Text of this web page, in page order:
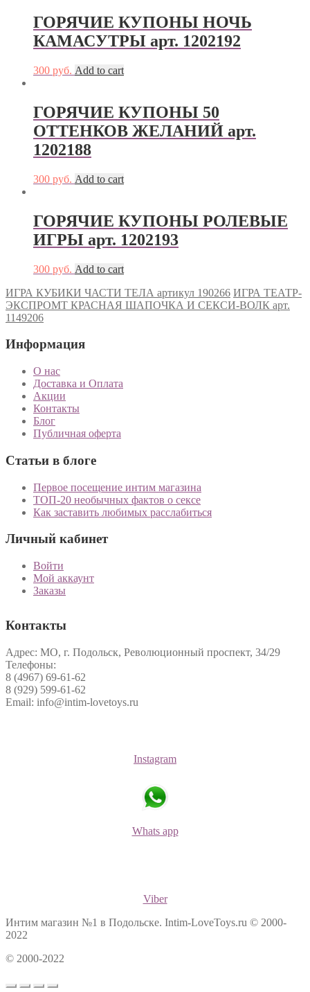
ГОРЯЧИЕ КУПОНЫ НОЧЬ
КАМАСУТРЫ арт. 1202192
300 руб. Add to cart
ГОРЯЧИЕ КУПОНЫ 50
ОТТЕНКОВ ЖЕЛАНИЙ арт.
1202188
300 руб. Add to cart
ГОРЯЧИЕ КУПОНЫ РОЛЕВЫЕ
ИГРЫ арт. 1202193
300 руб. Add to cart
ИГРА КУБИКИ ЧАСТИ ТЕЛА артикул 190266 ИГРА ТЕАТР-
ЭКСПРОМТ КРАСНАЯ ШАПОЧКА И СЕКСИ-ВОЛК арт.
1149206
Информация
О нас
Доставка и Оплата
Акции
Контакты
Блог
Публичная оферта
Статьи в блоге
Первое посещение интим магазина
ТОП-20 необычных фактов о сексе
Как заставить любимых расслабиться
Личный кабинет
Войти
Мой аккаунт
Заказы
Контакты
Адрес: МО, г. Подольск, Революционный проспект, 34/29
Телефоны:
8 (4967) 69-61-62
8 (929) 599-61-62
Email: info@intim-lovetoys.ru
Instagram
Whats app
Viber
Интим магазин №1 в Подольске. Intim-LoveToys.ru © 2000-
2022
© 2000-2022